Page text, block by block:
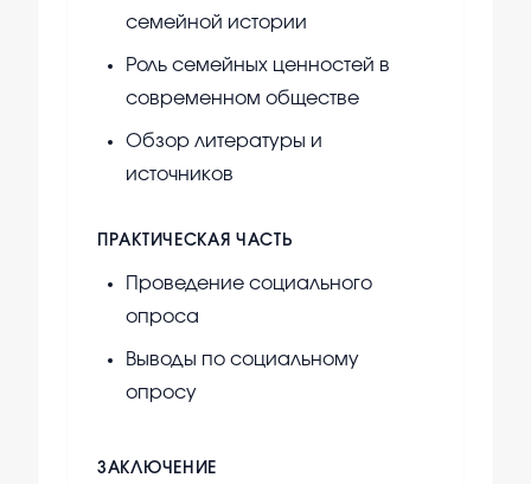
семейной истории
Роль семейных ценностей в
современном обществе
Обзор литературы и
источников
ПРАКТИЧЕСКАЯ ЧАСТЬ
Проведение социального
опроса
Выводы по социальному
опросу
ЗАКЛЮЧЕНИЕ